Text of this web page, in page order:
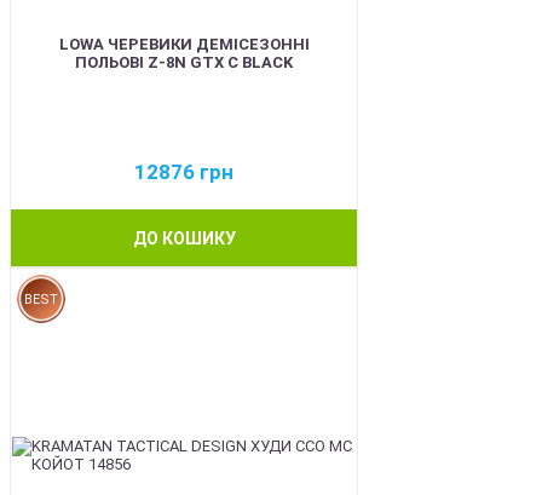
LOWA ЧЕРЕВИКИ ДЕМІСЕЗОННІ
ПОЛЬОВІ Z-8N GTX C BLACK
12876 грн
ДО КОШИКУ
BEST